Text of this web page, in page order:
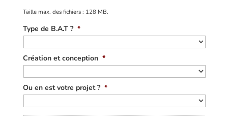
Taille max. des fichiers : 128 MB.
Type de B.A.T ? *
Création et conception *
Ou en est votre projet ? *